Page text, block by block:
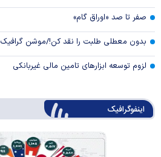
صفر تا صد «اوراق گام»
بدون معطلی طلبت را نقد کن!/موشن گرافیک
لزوم توسعه ابزارهای تامین مالی غیربانکی
اینفوگرافیک